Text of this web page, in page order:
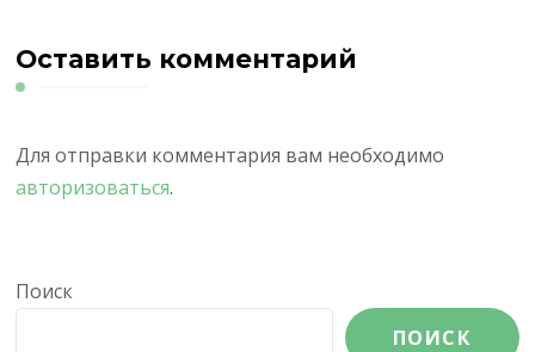
Оставить комментарий
Для отправки комментария вам необходимо
авторизоваться.
Поиск
ПОИСК